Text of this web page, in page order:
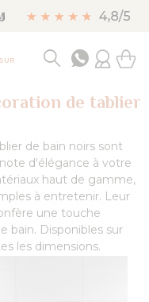
de tablier
de bain noirs sont
d'élégance à votre
haut de gamme,
à entretenir. Leur
une touche
bain. Disponibles sur
les dimensions.